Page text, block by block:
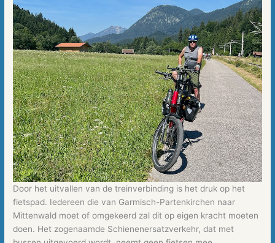
Door het uitvallen van de treinverbinding is het druk op het
fietspad. Iedereen die van Garmisch-Partenkirchen naar
Mittenwald moet of omgekeerd zal dit op eigen kracht moeten
doen. Het zogenaamde Schienenersatzverkehr, dat met